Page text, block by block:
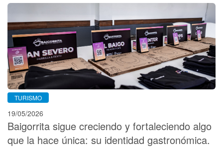
TURISMO
19/05/2026
Baigorrita sigue creciendo y fortaleciendo algo
que la hace única: su identidad gastronómica.